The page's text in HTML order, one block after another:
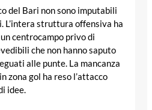
del Bari non sono imputabili
L’intera struttura offensiva ha
centrocampo privo di
che non hanno saputo
alle punte. La mancanza
zona gol ha reso l’attacco
idee.